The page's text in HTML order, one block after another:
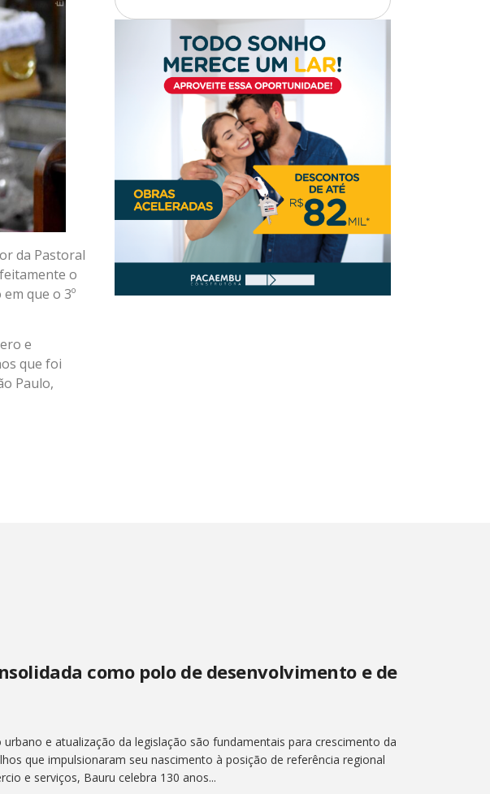
da Pastoral
o
que o 3º
e
que foi
Paulo,
como polo de desenvolvimento e de
e atualização da legislação são fundamentais para crescimento da
que impulsionaram seu nascimento à posição de referência regional
e serviços, Bauru celebra 130 anos...